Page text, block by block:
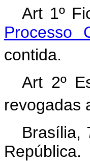
Art 1º
Processo
contida.
Art 2º
revogadas
Brasília,
República.